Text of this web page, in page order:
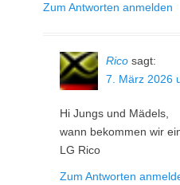
Zum Antworten anmelden
Rico sagt:
7. März 2026
Hi Jungs und Mädels,
wann bekommen wir
LG Rico
Zum Antworten